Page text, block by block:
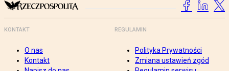
KONTAKT
O nas
Kontakt
REGULAMIN
Polityka Prywatności
Zmiana ustawień zgód